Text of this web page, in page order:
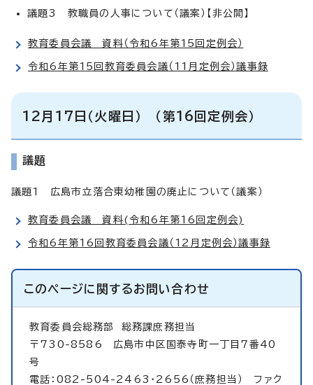
議題3 教職員の人事について（議案）【非公開】
教育委員会議 資料（令和6年第15回定例会）
令和6年第15回教育委員会議（11月定例会）議事録
12月17日（火曜日） （第16回定例会）
議題
議題1 広島市立落合東幼稚園の廃止について（議案）
教育委員会議 資料(令和6年第16回定例会)
令和6年第16回教育委員会議（12月定例会）議事録
このページに関するお問い合わせ
教育委員会総務部 総務課庶務担当
〒730-8586 広島市中区国泰寺町一丁目7番40
号
電話：082-504-2463・2656（庶務担当） ファク